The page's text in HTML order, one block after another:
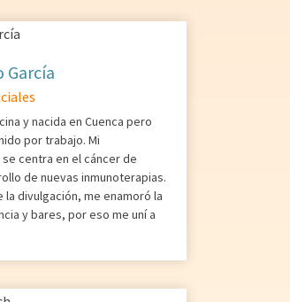
García
y nacida en Cuenca pero
por trabajo. Mi
centra en el cáncer de
de nuevas inmunoterapias.
divulgación, me enamoró la
y bares, por eso me uní a